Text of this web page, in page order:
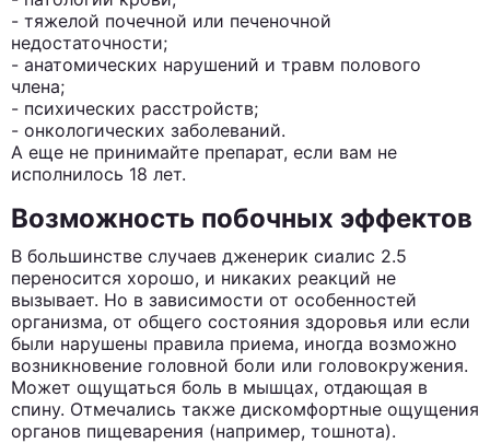
- тяжелой почечной или печеночной
недостаточности;
- анатомических нарушений и травм полового
члена;
- психических расстройств;
- онкологических заболеваний.
А еще не принимайте препарат, если вам не
исполнилось 18 лет.
Возможность побочных эффектов
В большинстве случаев дженерик сиалис 2.5
переносится хорошо, и никаких реакций не
вызывает. Но в зависимости от особенностей
организма, от общего состояния здоровья или если
были нарушены правила приема, иногда возможно
возникновение головной боли или головокружения.
Может ощущаться боль в мышцах, отдающая в
спину. Отмечались также дискомфортные ощущения
органов пищеварения (например, тошнота).